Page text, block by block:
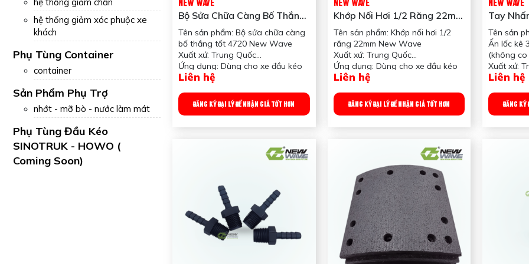
hệ thống giảm xóc phuộc xe
khách
Phụ Tùng Container
container
Sản Phẩm Phụ Trợ
nhớt - mỡ bò - nước làm mát
Phụ Tùng Đầu Kéo
SINOTRUK - HOWO (
Coming Soon)
Bộ Sửa Chữa Càng Bố Thắng
Tốt 4720 New Wave
Tên sản phẩm: Bộ sửa chữa càng
bố thắng tốt 4720 New Wave
Xuất xứ: Trung Quốc
Ứng dụng: Dùng cho xe đầu kéo
Vật liệu: Thép hợp kim
25*32*57mm
Công dụng sản phẩm: Phục hồi và
Trọng lượng: 2000 gram
Liên hệ
ĐĂNG KÝ ĐẠI LÝ ĐỂ NHẬN GIÁ TỐT HƠN
Khớp Nối Hơi 1/2 Răng 22mm
New Wave
Tên sản phẩm: Khớp nối hơi 1/2
răng 22mm New Wave
Xuất xứ: Trung Quốc
Ứng dụng: Dùng cho xe đầu kéo
Mỹ
Vật liệu: thép hợp kim
Công dụng sản phẩm: Nối hơi từ
Quy chuẩn đóng gói: 50 cái/thùng
Liên hệ
ĐĂNG KÝ ĐẠI LÝ ĐỂ NHẬN GIÁ TỐT HƠN
Tay
Kê
(không
Tên sản
Ấn lốc kê
(không co
Xuất xứ:
Ứng
Công
kéo và Rơ
Liên hệ
ĐĂNG KÝ